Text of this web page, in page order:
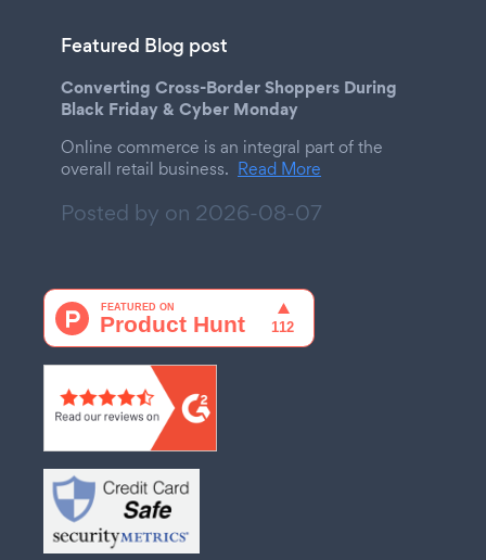
Featured Blog post
Converting Cross-Border Shoppers During
Black Friday & Cyber Monday
Online commerce is an integral part of the
overall retail business. Read More
Posted by on 2026-08-07